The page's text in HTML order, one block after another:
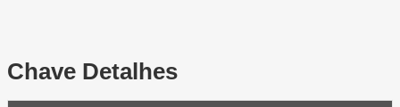
Chave Detalhes